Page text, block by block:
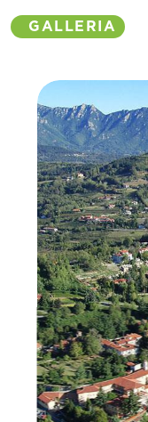
GALLERIA